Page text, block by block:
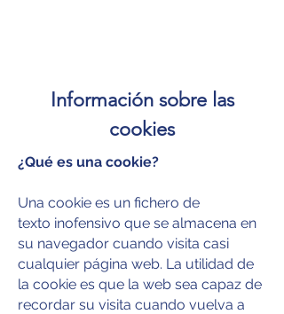
Información sobre las
cookies
¿Qué es una cookie?
Una cookie es un fichero de
texto inofensivo que se almacena en
su navegador cuando visita casi
cualquier página web. La utilidad de
la cookie es que la web sea capaz de
recordar su visita cuando vuelva a